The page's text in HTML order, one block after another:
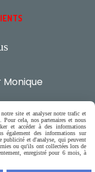
site et analyser notre trafic et
cela, nos partenaires et nous
et accéder à des informations
également des informations sur
publicité et d'analyse, qui peuvent
ou qu'ils ont collectées lors de
enregistré pour 6 mois, à